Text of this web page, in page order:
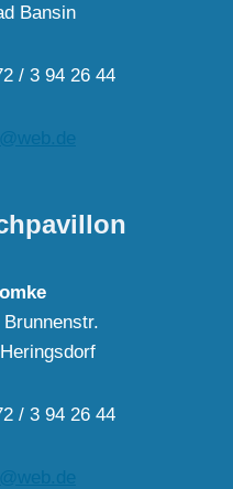
Bansin
/ 3 94 26 44
/ 3 94 26 44